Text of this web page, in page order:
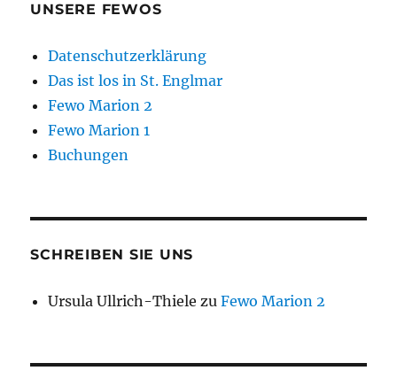
UNSERE FEWOS
Datenschutzerklärung
Das ist los in St. Englmar
Fewo Marion 2
Fewo Marion 1
Buchungen
SCHREIBEN SIE UNS
Ursula Ullrich-Thiele zuFewo Marion 2